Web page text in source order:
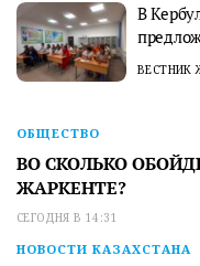
В
ВЕСТНИК
ОБЩЕСТВО
ВО СКОЛЬКО
ЖАРКЕНТЕ?
СЕГОДНЯ В 14:31
НОВОСТИ КАЗАХСТАНА